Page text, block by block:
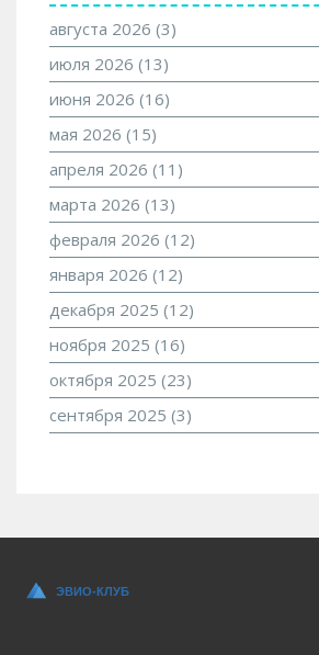
августа 2026 (3)
июля 2026 (13)
июня 2026 (16)
мая 2026 (15)
апреля 2026 (11)
марта 2026 (13)
февраля 2026 (12)
января 2026 (12)
декабря 2025 (12)
ноября 2025 (16)
октября 2025 (23)
сентября 2025 (3)